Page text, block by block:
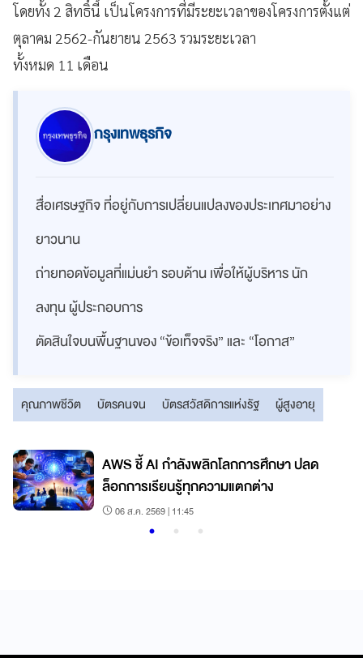
โดยทั้ง 2 สิทธิ์นี้ เป็นโครงการที่มีระยะเวลาของโครงการตั้งแต่
ตุลาคม 2562-กันยายน 2563 รวมระยะเวลา
ทั้งหมด 11 เดือน
กรุงเทพธุรกิจ
สื่อเศรษฐกิจ ที่อยู่กับการเปลี่ยนแปลงของประเทศมาอย่าง
ยาวนาน
ถ่ายทอดข้อมูลที่แม่นยำ รอบด้าน เพื่อให้ผู้บริหาร นัก
ลงทุน ผู้ประกอบการ
ตัดสินใจบนพื้นฐานของ “ข้อเท็จจริง” และ “โอกาส”
คุณภาพชีวิต บัตรคนจน บัตรสวัสดิการแห่งรัฐ ผู้สูงอายุ
AWS ชี้ AI กำลังพลิกโลกการศึกษา ปลด
ล็อกการเรียนรู้ทุกความแตกต่าง
06 ส.ค. 2569 | 11:45